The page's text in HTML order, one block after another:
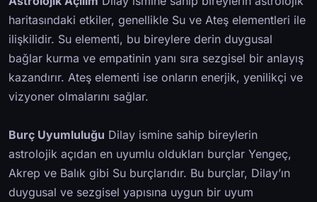
haritasındaki etkiler, genellikle Su ve Ateş elementleri ile
ilişkilidir. Su elementi, bu bireylere derin duygusal
bağlar kurma ve empatinin yanı sıra sezgisel bir anlayış
kazandırır. Ateş elementi ise onların enerjik, yenilikçi ve
vizyoner olmalarını sağlar.
Burç Uyumluluğu Dilay ismine sahip bireylerin
astrolojik açıdan en uyumlu oldukları burçlar Yengeç,
Akrep ve Balık gibi Su burçlarıdır. Bu burçlar, Dilay’ın
duygusal ve sezgisel yapısına uygun bir uyum